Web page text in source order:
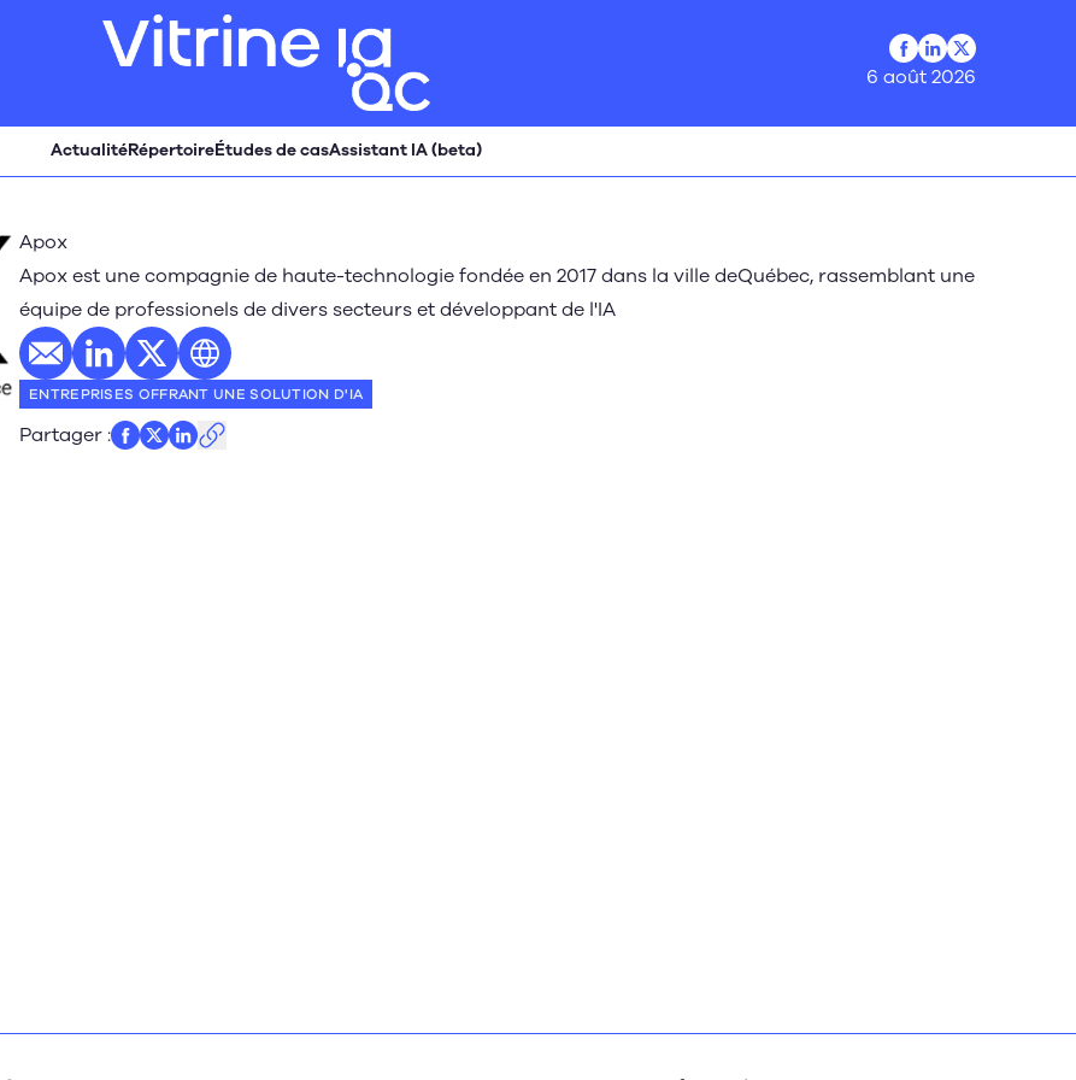
Profil Facebook
Profil LinkedIn
Profil Twitter
6 août 2026
ActualitéRépertoireÉtudes de casAssistant IA (beta)
Apox
Apox est une compagnie de haute-technologie fondée en 2017 dans la ville deQuébec, rassemblant une
équipe de professionels de divers secteurs et développant de l'IA
E-mailProfil LinkedIn
Profil Twitter
Site web
ENTREPRISES OFFRANT UNE SOLUTION D'IA
Partager :